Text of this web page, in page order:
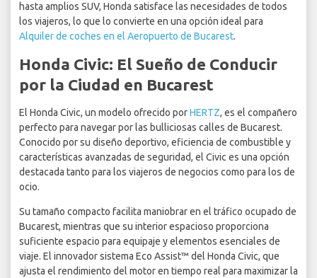
hasta amplios SUV, Honda satisface las necesidades de todos
los viajeros, lo que lo convierte en una opción ideal para
Alquiler de coches en el Aeropuerto de Bucarest.
Honda Civic: El Sueño de Conducir
por la Ciudad en Bucarest
El Honda Civic, un modelo ofrecido porHERTZ, es el compañero
perfecto para navegar por las bulliciosas calles de Bucarest.
Conocido por su diseño deportivo, eficiencia de combustible y
características avanzadas de seguridad, el Civic es una opción
destacada tanto para los viajeros de negocios como para los de
ocio.
Su tamaño compacto facilita maniobrar en el tráfico ocupado de
Bucarest, mientras que su interior espacioso proporciona
suficiente espacio para equipaje y elementos esenciales de
viaje. El innovador sistema Eco Assist™ del Honda Civic, que
ajusta el rendimiento del motor en tiempo real para maximizar la